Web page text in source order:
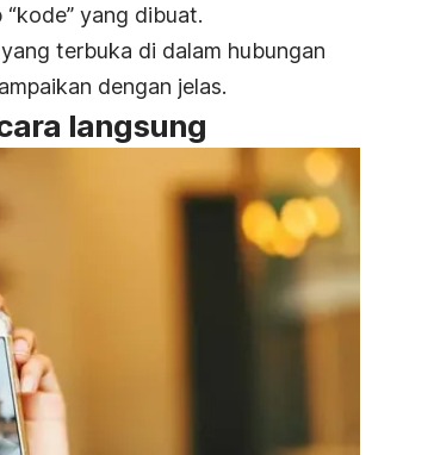
yang dibuat.
terbuka di dalam hubungan
dengan jelas.
langsung